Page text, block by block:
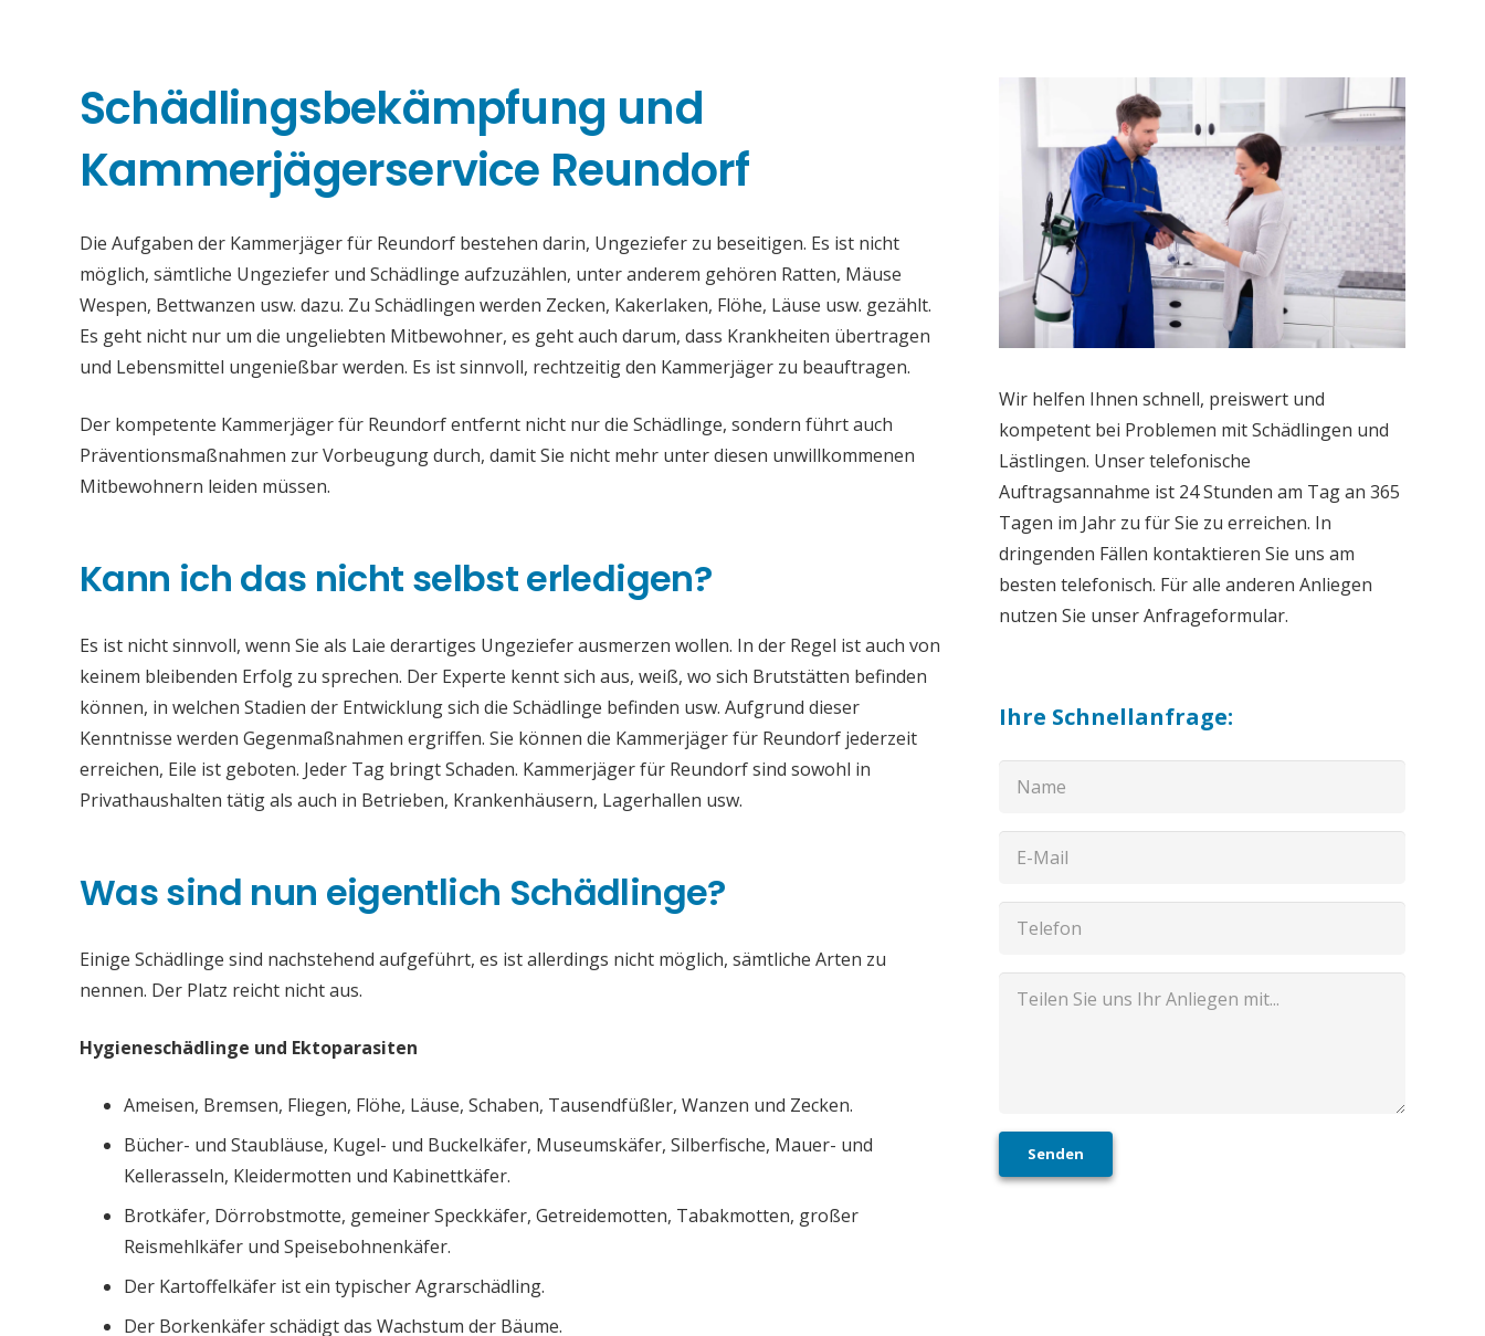
Schädlingsbekämpfung und
Kammerjägerservice Reundorf
Die Aufgaben der Kammerjäger für Reundorf bestehen darin, Ungeziefer zu beseitigen. Es ist nicht
möglich, sämtliche Ungeziefer und Schädlinge aufzuzählen, unter anderem gehören Ratten, Mäuse
Wespen, Bettwanzen usw. dazu. Zu Schädlingen werden Zecken, Kakerlaken, Flöhe, Läuse usw. gezählt.
Es geht nicht nur um die ungeliebten Mitbewohner, es geht auch darum, dass Krankheiten übertragen
und Lebensmittel ungenießbar werden. Es ist sinnvoll, rechtzeitig den Kammerjäger zu beauftragen.
Der kompetente Kammerjäger für Reundorf entfernt nicht nur die Schädlinge, sondern führt auch
Präventionsmaßnahmen zur Vorbeugung durch, damit Sie nicht mehr unter diesen unwillkommenen
Mitbewohnern leiden müssen.
Kann ich das nicht selbst erledigen?
Es ist nicht sinnvoll, wenn Sie als Laie derartiges Ungeziefer ausmerzen wollen. In der Regel ist auch von
keinem bleibenden Erfolg zu sprechen. Der Experte kennt sich aus, weiß, wo sich Brutstätten befinden
können, in welchen Stadien der Entwicklung sich die Schädlinge befinden usw. Aufgrund dieser
Kenntnisse werden Gegenmaßnahmen ergriffen. Sie können die Kammerjäger für Reundorf jederzeit
erreichen, Eile ist geboten. Jeder Tag bringt Schaden. Kammerjäger für Reundorf sind sowohl in
Privathaushalten tätig als auch in Betrieben, Krankenhäusern, Lagerhallen usw.
Was sind nun eigentlich Schädlinge?
Einige Schädlinge sind nachstehend aufgeführt, es ist allerdings nicht möglich, sämtliche Arten zu
nennen. Der Platz reicht nicht aus.
Hygieneschädlinge und Ektoparasiten
Ameisen, Bremsen, Fliegen, Flöhe, Läuse, Schaben, Tausendfüßler, Wanzen und Zecken.
Bücher- und Staubläuse, Kugel- und Buckelkäfer, Museumskäfer, Silberfische, Mauer- und
Kellerasseln, Kleidermotten und Kabinettkäfer.
Brotkäfer, Dörrobstmotte, gemeiner Speckkäfer, Getreidemotten, Tabakmotten, großer
Reismehlkäfer und Speisebohnenkäfer.
Der Kartoffelkäfer ist ein typischer Agrarschädling.
Der Borkenkäfer schädigt das Wachstum der Bäume.
Wir helfen Ihnen schnell, preiswert und
kompetent bei Problemen mit Schädlingen und
Lästlingen. Unser telefonische
Auftragsannahme ist 24 Stunden am Tag an 365
Tagen im Jahr zu für Sie zu erreichen. In
dringenden Fällen kontaktieren Sie uns am
besten telefonisch. Für alle anderen Anliegen
nutzen Sie unser Anfrageformular.
Ihre Schnellanfrage:
Senden